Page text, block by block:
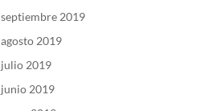
septiembre 2019
agosto 2019
julio 2019
junio 2019